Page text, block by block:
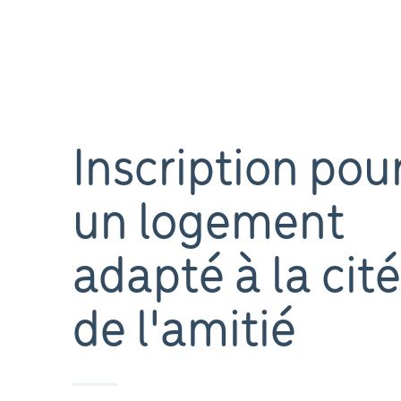
Inscription
un logement
adapté à la cité
de l'amitié